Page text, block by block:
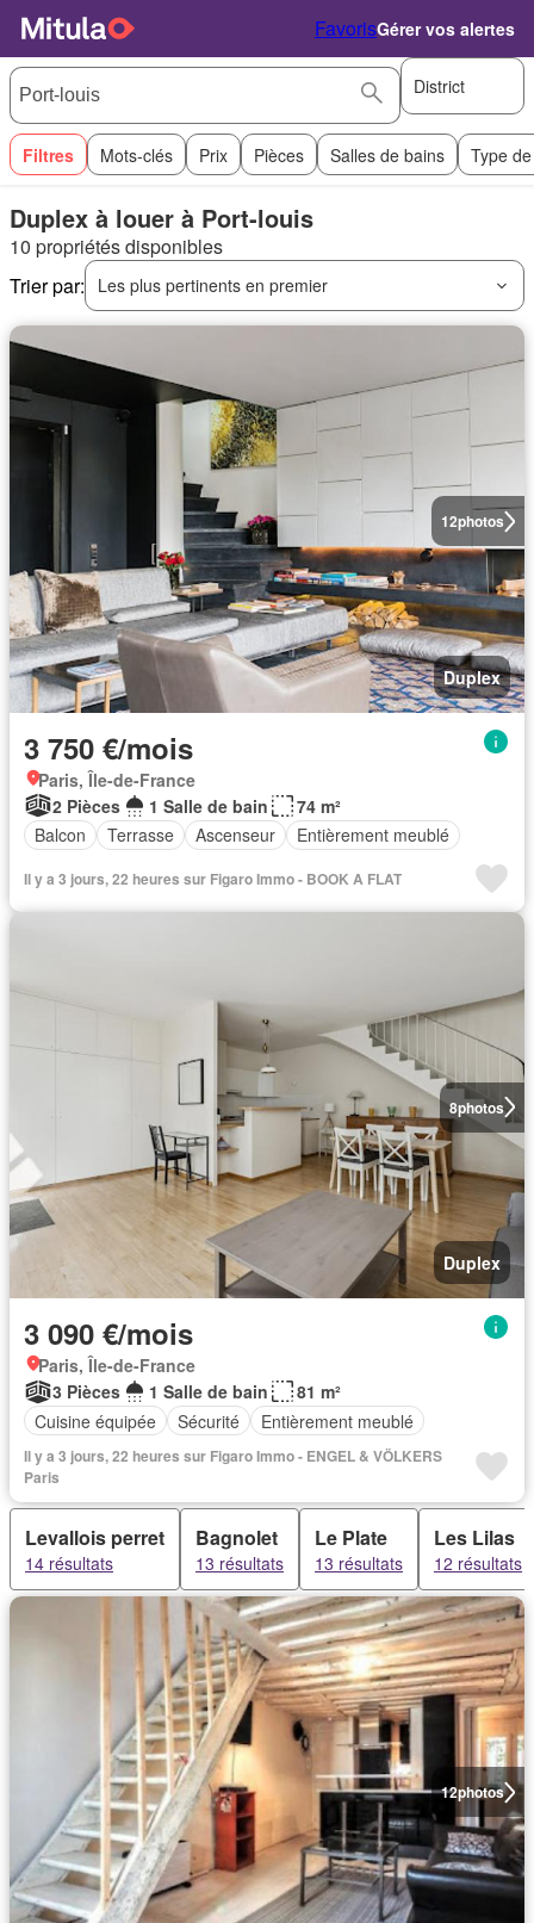
FavorisGérer vos alertes
District
Filtres Mots-clés Prix Pièces Salles de bains Type
Duplex à louer à Port-louis
10 propriétés disponibles
Trier par:
Les plus pertinents en premier
12photos
Duplex
3 750 €/mois
Paris, Île-de-France
2 Pièces
1 Salle de bain
74 m²
Balcon
Terrasse Ascenseur Entièrement meublé
Il y a 3 jours, 22 heures sur Figaro Immo - BOOK A FLAT
8photos
Duplex
3 090 €/mois
Paris, Île-de-France
3 Pièces
1 Salle de bain
81 m²
Cuisine équipée
Sécurité Entièrement meublé
Il y a 3 jours, 22 heures sur Figaro Immo - ENGEL & VÖLKERS
Paris
Levallois perret
14 résultats
Bagnolet
13 résultats
Le Plate
13 résultats
Les Lilas
12 résultats
12photos